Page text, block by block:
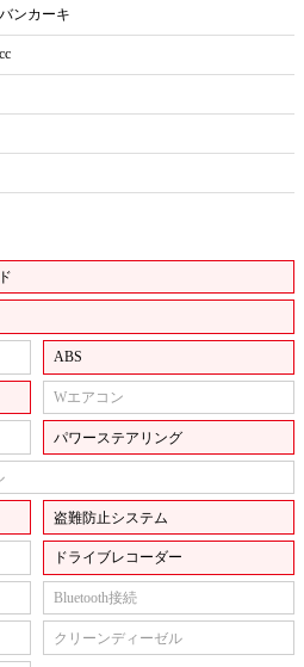
ンカーキ
ABS
Wエアコン
パワーステアリング
盗難防止システム
ドライブレコーダー
Bluetooth接続
クリーンディーゼル